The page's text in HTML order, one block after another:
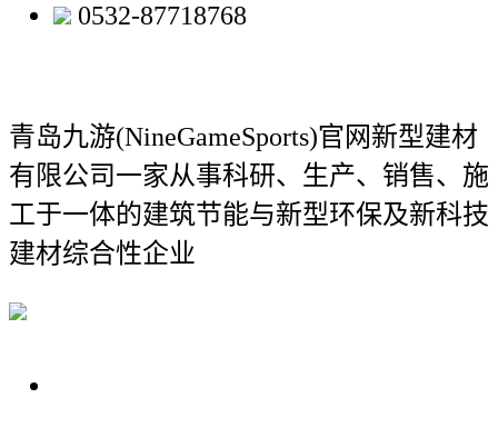
0532-87718768
青岛九游(NineGameSports)官网新型建材
有限公司一家从事科研、生产、销售、施
工于一体的建筑节能与新型环保及新科技
建材综合性企业